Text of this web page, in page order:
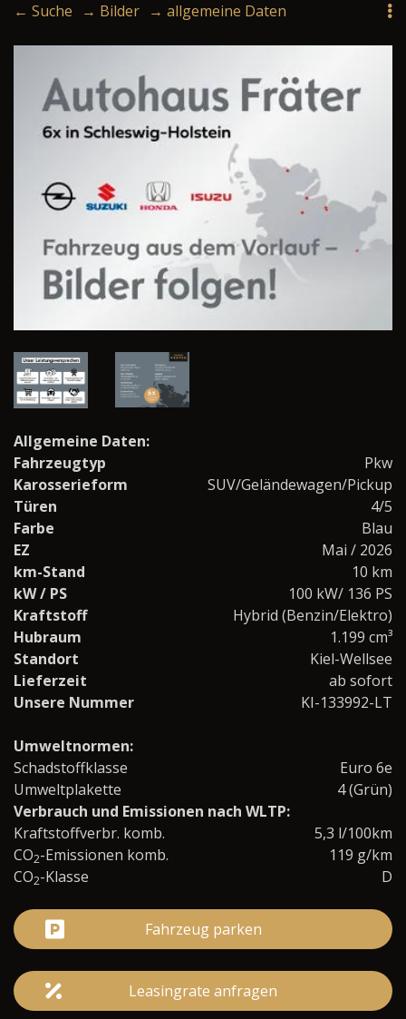
← Suche → Bilder → allgemeine Daten
Allgemeine Daten:
Fahrzeugtyp
Pkw
Karosserieform
SUV/Geländewagen/Pickup
Türen
4/5
Farbe
Blau
EZ
Mai / 2026
km-Stand
10 km
kW / PS
100 kW/ 136 PS
Kraftstoff
Hybrid (Benzin/Elektro)
Hubraum
1.199 cm³
Standort
Kiel-Wellsee
Lieferzeit
ab sofort
Unsere Nummer
KI-133992-LT
Umweltnormen:
Schadstoffklasse
Euro 6e
Umweltplakette
4 (Grün)
Verbrauch und Emissionen nach WLTP:
Kraftstoffverbr. komb.
5,3 l/100km
CO2-Emissionen komb.
119 g/km
CO2-Klasse D
Fahrzeug parken
Leasingrate anfragen